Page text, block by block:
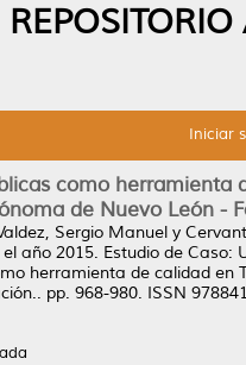
Iniciar
como
de Nuevo León -
Sergio Manuel y
año 2015. Estudio de
herramienta de calidad
pp. 968-980. ISSN